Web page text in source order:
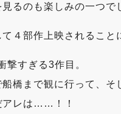
るのも楽しみの一つで
４部作上映されること
すぎる3作目。
橋まで観に行って、
レは……！！